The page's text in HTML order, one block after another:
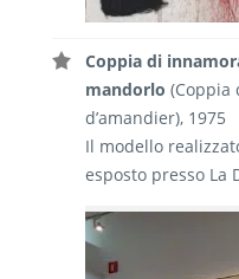
Coppia di
mandorlo (Coppia
d’amandier), 1975
Il modello
esposto presso La